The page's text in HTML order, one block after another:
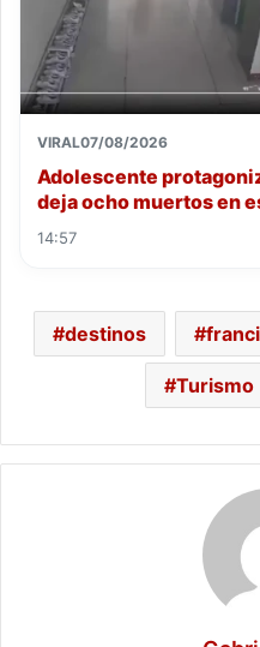
VIRAL07/08/2026
Adolescente
deja ocho muertos en
14:57
destinos
Turismo